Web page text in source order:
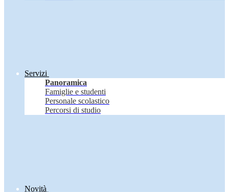
Servizi
Panoramica
Famiglie e studenti
Personale scolastico
Percorsi di studio
Novità